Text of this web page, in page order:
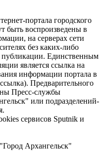
портала городского
быть воспроизведены в
на серверах сети
без каких-либо
публикации. Единственным
является ссылка на
информации портала в
Предварительного
Пресс-службы
или подразделений-
сервисов Sputnik и
Архангельск"